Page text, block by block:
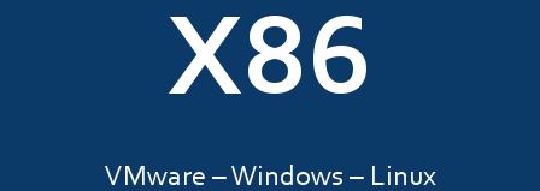
X86
VMware – Windows – Linux